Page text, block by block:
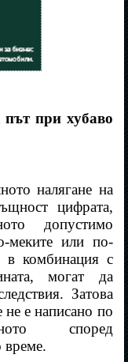
път при хубаво
налягане на
цифрата,
допустимо
меките или по-
в комбинация с
могат да
Затова
не е написано по
според
време.